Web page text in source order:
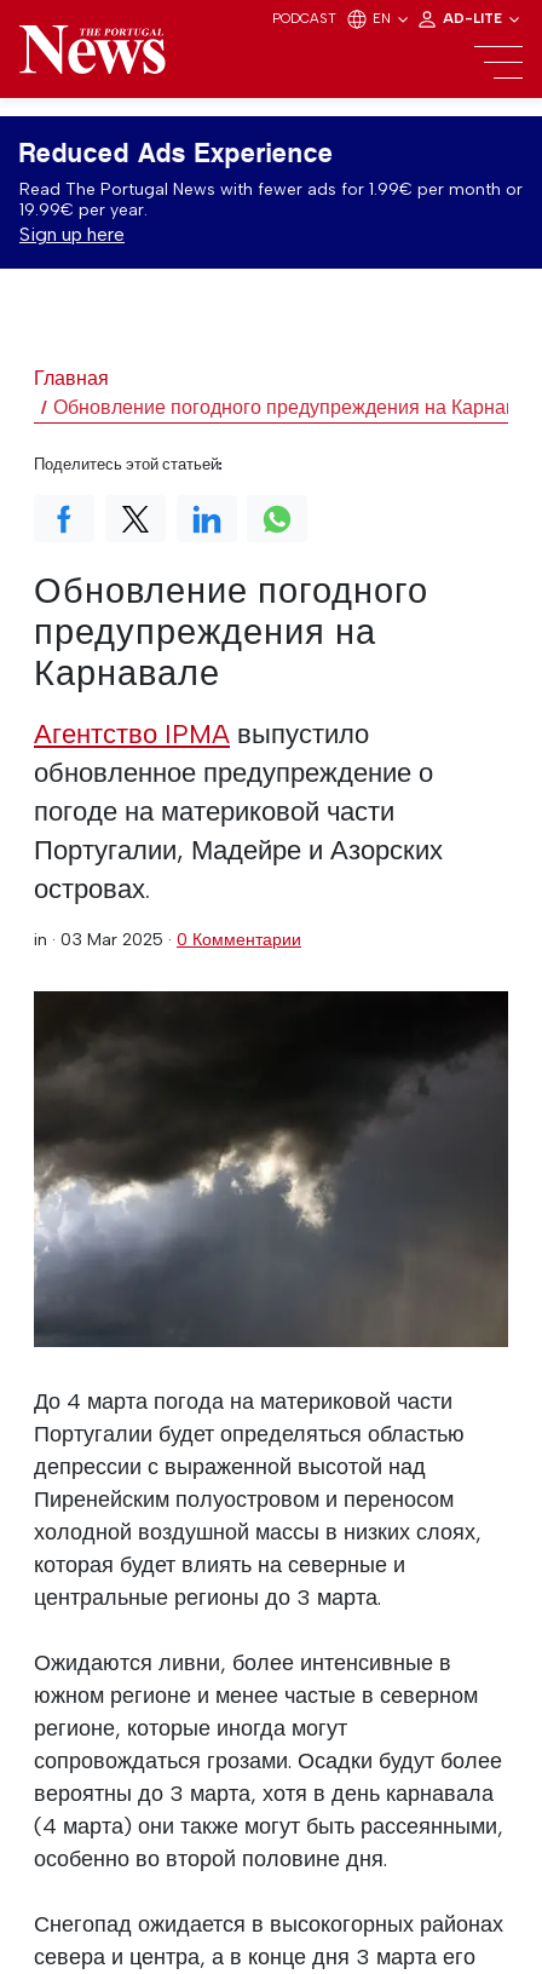
PODCAST EN AD-LITE
Reduced Ads Experience
Read The Portugal News with fewer ads for 1.99€ per month or
19.99€ per year.
Sign up here
Главная
Обновление погодного предупреждения на
Обновление погодного
предупреждения на
Карнавале
Агентство IPMA выпустило
обновленное предупреждение о
погоде на материковой части
Португалии, Мадейре и Азорских
островах.
in · 03 Mar 2025 · 0 Комментарии
До 4 марта погода на материковой части
Португалии будет определяться областью
депрессии с выраженной высотой над
Пиренейским полуостровом и переносом
холодной воздушной массы в низких слоях,
которая будет влиять на северные и
центральные регионы до 3 марта.
Ожидаются ливни, более интенсивные в
южном регионе и менее частые в северном
регионе, которые иногда могут
сопровождаться грозами. Осадки будут более
вероятны до 3 марта, хотя в день карнавала
(4 марта) они также могут быть рассеянными,
особенно во второй половине дня.
Снегопад ожидается в высокогорных районах
севера и центра, а в конце дня 3 марта его
Поделитесь этой статьей: